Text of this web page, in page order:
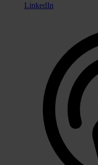
LinkedIn